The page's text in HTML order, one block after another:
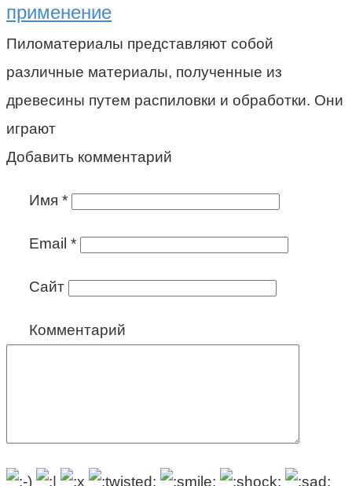
применение
Пиломатериалы представляют собой
различные материалы, полученные из
древесины путем распиловки и обработки. Они
играют
Добавить комментарий
Имя *
Email *
Сайт
Комментарий